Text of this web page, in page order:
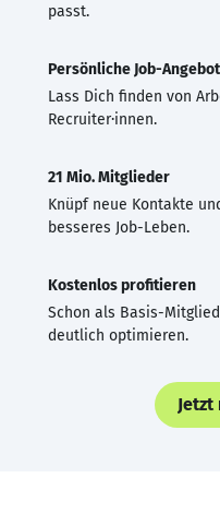
passt.
Persönliche Job-
Lass Dich finden von
Recruiter·innen.
21 Mio. Mitglieder
Knüpf neue Kontakte
besseres Job-Leben.
Kostenlos profitieren
Schon als Basis-
deutlich optimieren.